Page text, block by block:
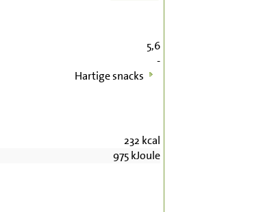
5,6
-
Hartige snacks
232 kcal
975kJoule